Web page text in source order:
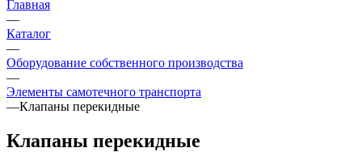
Главная
—
Каталог
—
Оборудование собственного производства
—
Элементы самотечного транспорта
—Клапаны перекидные
Клапаны перекидные